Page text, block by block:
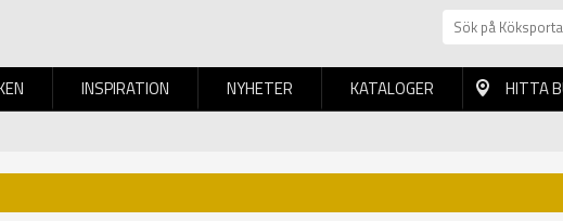
INSPIRATION NYHETER KATALOGER HITTA